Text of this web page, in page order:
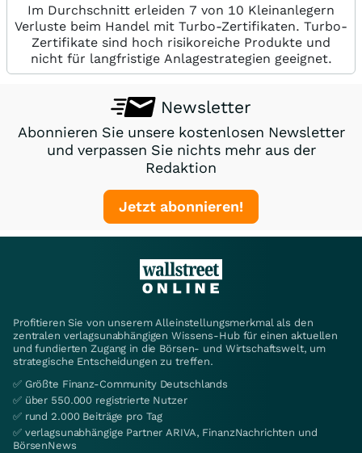
Im Durchschnitt erleiden 7 von 10 Kleinanlegern
Verluste beim Handel mit Turbo-Zertifikaten. Turbo-
Zertifikate sind hoch risikoreiche Produkte und
nicht für langfristige Anlagestrategien geeignet.
Newsletter
Abonnieren Sie unsere kostenlosen Newsletter
und verpassen Sie nichts mehr aus der
Redaktion
Jetzt abonnieren!
Profitieren Sie von unserem Alleinstellungsmerkmal als den
zentralen verlagsunabhängigen Wissens-Hub für einen aktuellen
und fundierten Zugang in die Börsen- und Wirtschaftswelt, um
strategische Entscheidungen zu treffen.
✅ Größte Finanz-Community Deutschlands
✅ über 550.000 registrierte Nutzer
✅ rund 2.000 Beiträge pro Tag
✅ verlagsunabhängige Partner ARIVA, FinanzNachrichten und
BörsenNews